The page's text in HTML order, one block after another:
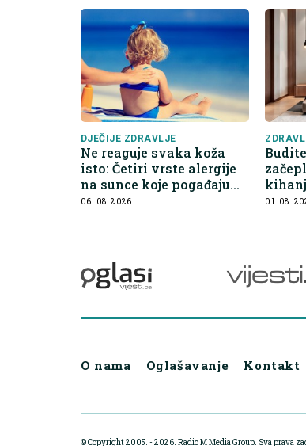
DJEČIJE ZDRAVLJE
Ne reaguje svaka koža
isto: Četiri vrste alergije
na sunce koje pogađaju
djecu
06. 08. 2026.
u
01. 08.
O nama Oglašavanje Kontakt
© Copyright 2005. - 2026. Radio M Media Group. Sva prava